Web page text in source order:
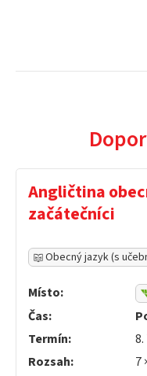
Angličtina
začátečníci
Obecný jazyk (s
Místo:
Čas:
Termín:
8.
Rozsah:
7